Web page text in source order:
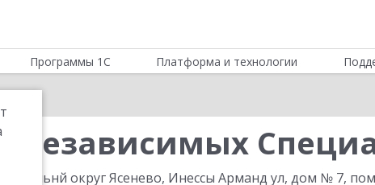
Программы 1С Платформа и технологии
Независимых
округ Ясенево, Инессы Арманд ул, дом № 7,